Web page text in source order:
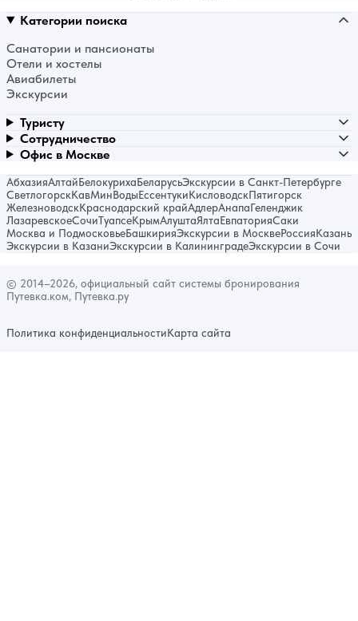
Категории поиска
Санатории и пансионаты
Отели и хостелы
Авиабилеты
Экскурсии
Туристу
Сотрудничество
Офис в Москве
АбхазияАлтайБелокурихаБеларусьЭкскурсии в Санкт-Петербурге
СветлогорскКавМинВодыЕссентукиКисловодскПятигорск
ЖелезноводскКраснодарский крайАдлерАнапаГеленджик
ЛазаревскоеСочиТуапсеКрымАлуштаЯлтаЕвпаторияСаки
Москва и ПодмосковьеБашкирияЭкскурсии в МосквеРоссияКазань
Экскурсии в КазаниЭкскурсии в КалининградеЭкскурсии в Сочи
© 2014–2026, официальный сайт системы бронирования
Путевка.ком, Путевка.ру
Политика конфиденциальностиКарта сайта